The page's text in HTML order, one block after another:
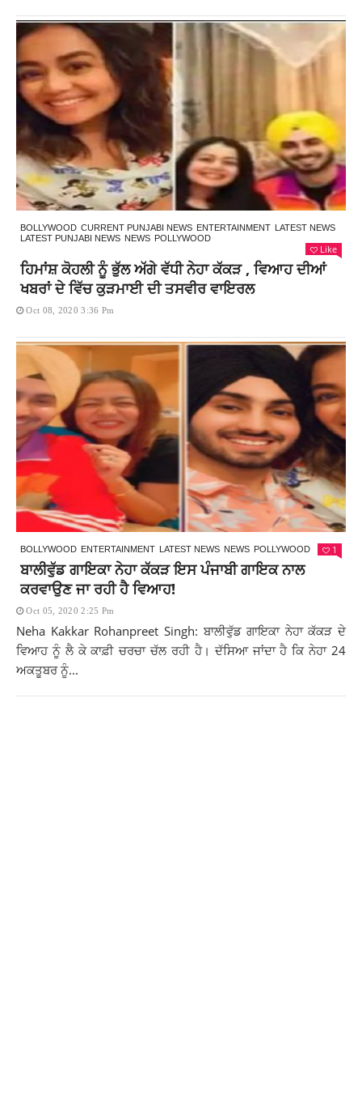
BOLLYWOOD CURRENT PUNJABI NEWS ENTERTAINMENT LATEST NEWS
LATEST PUNJABI NEWS NEWS POLLYWOOD
Like
ਹਿਮਾਂਸ਼ ਕੋਹਲੀ ਨੂੰ ਭੁੱਲ ਅੱਗੇ ਵੱਧੀ ਨੇਹਾ ਕੱਕੜ , ਵਿਆਹ ਦੀਆਂ
ਖਬਰਾਂ ਦੇ ਵਿੱਚ ਕੁੜਮਾਈ ਦੀ ਤਸਵੀਰ ਵਾਇਰਲ
Oct 08, 2020 3:36 Pm
BOLLYWOOD ENTERTAINMENT LATEST NEWS NEWS POLLYWOOD 1
ਬਾਲੀਵੁੱਡ ਗਾਇਕਾ ਨੇਹਾ ਕੱਕੜ ਇਸ ਪੰਜਾਬੀ ਗਾਇਕ ਨਾਲ
ਕਰਵਾਉਣ ਜਾ ਰਹੀ ਹੈ ਵਿਆਹ!
Oct 05, 2020 2:25 Pm
Neha Kakkar Rohanpreet Singh: ਬਾਲੀਵੁੱਡ ਗਾਇਕਾ ਨੇਹਾ ਕੱਕੜ ਦੇ
ਵਿਆਹ ਨੂੰ ਲੈ ਕੇ ਕਾਫ਼ੀ ਚਰਚਾ ਚੱਲ ਰਹੀ ਹੈ। ਦੱਸਿਆ ਜਾਂਦਾ ਹੈ ਕਿ ਨੇਹਾ 24
ਅਕਤੂਬਰ ਨੂੰ...